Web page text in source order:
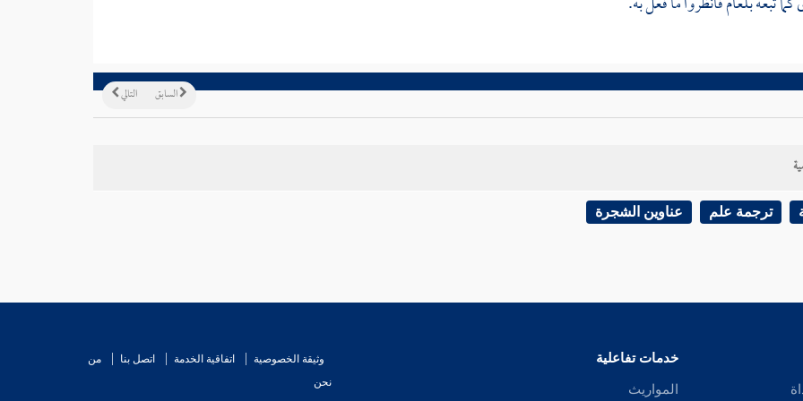
التالي السابق
ترجمة علم عناوين الشجرة
خدمات تفاعلية
المواريث
وثيقة الخصوصية اتفاقية الخدمة اتصل بنا
من
نحن